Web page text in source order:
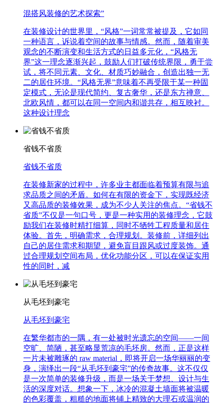
混搭风装修的艺术探索”
在装修设计的世界里，“风格”一词常常被提及，它如同
一种语言，诉说着空间的故事与情感。然而，随着审美
观念的不断演变和生活方式的日益多元化，“风格无
界”这一理念逐渐兴起，鼓励人们打破传统界限，勇于尝
试，将不同元素、文化、材质巧妙融合，创造出独一无
二的居住环境。“风格无界”意味着不再受限于某一种固
定模式，无论是现代简约、复古奢华，还是东方禅意、
北欧风情，都可以在同一空间内和谐共存，相互映衬。
这种设计理念
省钱不省质
省钱不省质
在装修新家的过程中，许多业主都面临着预算有限与追
求品质之间的矛盾。如何在有限的资金下，实现既经济
又高品质的装修效果，成为不少人关注的焦点。“省钱不
省质”不仅是一句口号，更是一种实用的装修理念，它鼓
励我们在装修时精打细算，同时不牺牲工程质量和居住
体验。首先，明确需求，合理规划。装修前，详细列出
自己的居住需求和期望，避免盲目跟风或过度装饰。通
过合理规划空间布局，优化功能分区，可以在保证实用
性的同时，减
从毛坯到豪宅
从毛坯到豪宅
在繁华都市的一隅，有一处被时光遗忘的空间——一间
空旷、简陋，甚至略显荒凉的毛坯房。然而，正是这样
一片未被雕琢的 raw material，即将开启一场华丽丽的变
身，演绎出一段“从毛坯到豪宅”的传奇故事。这不仅仅
是一次简单的装修升级，而是一场关于梦想、设计与生
活的深度对话。想象一下，冰冷的混凝土墙面将被温暖
的色彩覆盖，粗糙的地面将铺上精致的大理石或温润的